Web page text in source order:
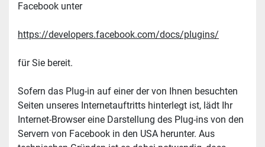
Facebook unter
https://developers.facebook.com/docs/plugins/
für Sie bereit.
Sofern das Plug-in auf einer der von Ihnen besuchten
Seiten unseres Internetauftritts hinterlegt ist, lädt Ihr
Internet-Browser eine Darstellung des Plug-ins von den
Servern von Facebook in den USA herunter. Aus